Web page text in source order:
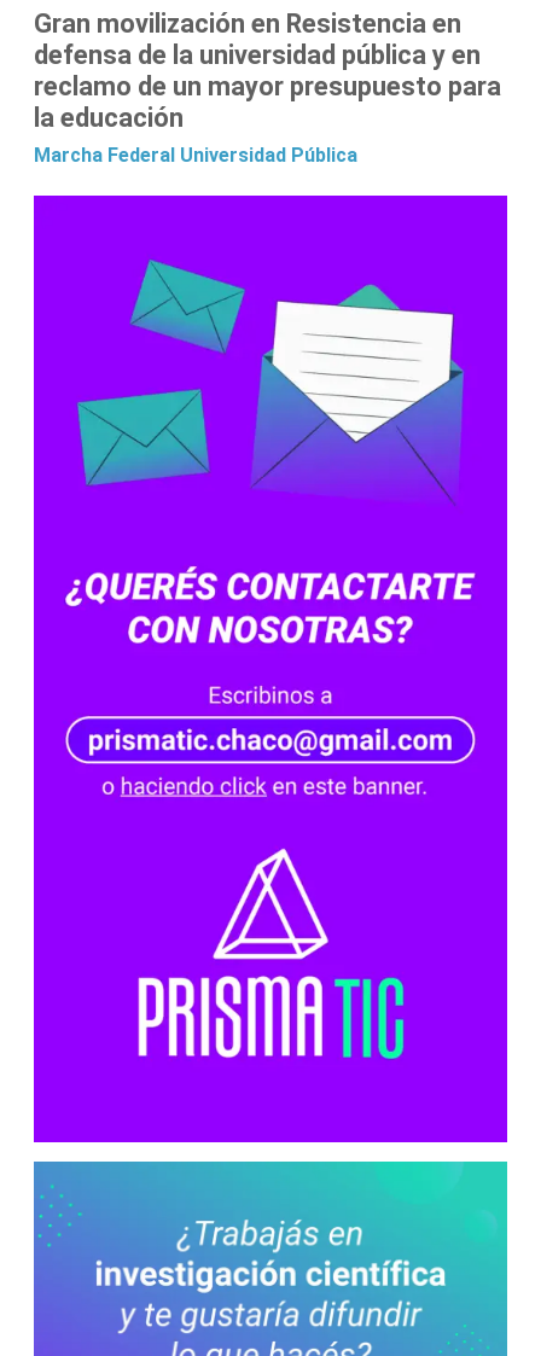
Gran movilización en Resistencia en
defensa de la universidad pública y en
reclamo de un mayor presupuesto para
la educación
Marcha Federal Universidad Pública